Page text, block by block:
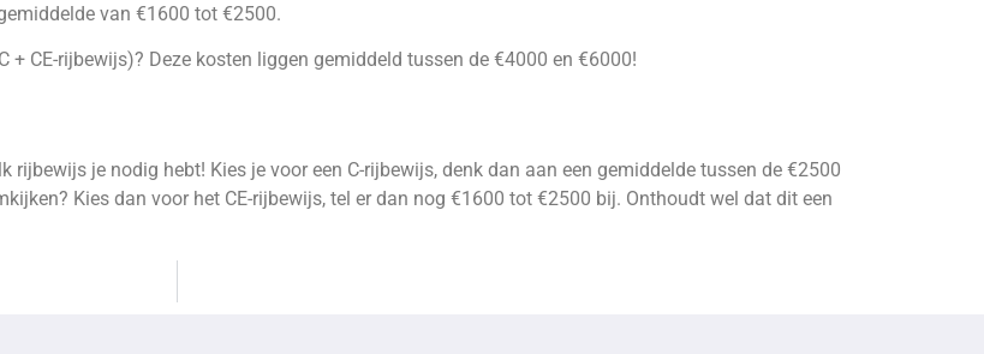
van €1600 tot €2500.
CE-rijbewijs)? Deze kosten liggen gemiddeld tussen de €4000 en €6000!
je nodig hebt! Kies je voor een C-rijbewijs, denk dan aan een gemiddelde tussen de €2500
Kies dan voor het CE-rijbewijs, tel er dan nog €1600 tot €2500 bij. Onthoudt wel dat dit een